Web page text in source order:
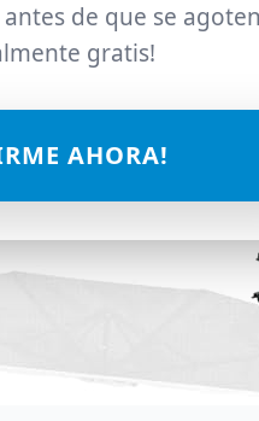
de que se
gratis!
AHORA!